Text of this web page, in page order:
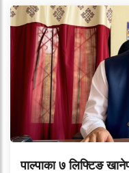
पाल्पाका ७ लिफ्टिङ